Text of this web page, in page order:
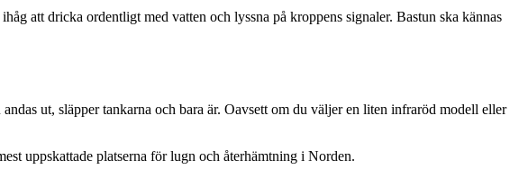
att dricka ordentligt med vatten och lyssna på kroppens signaler. Bastun ska kännas
ut, släpper tankarna och bara är. Oavsett om du väljer en liten infraröd modell eller
uppskattade platserna för lugn och återhämtning i Norden.